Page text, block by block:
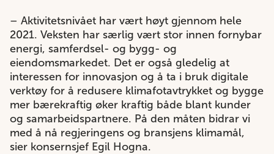
– Aktivitetsnivået har vært høyt gjennom hele
2021. Veksten har særlig vært stor innen fornybar
energi, samferdsel- og bygg- og
eiendomsmarkedet. Det er også gledelig at
interessen for innovasjon og å ta i bruk digitale
verktøy for å redusere klimafotavtrykket og bygge
mer bærekraftig øker kraftig både blant kunder
og samarbeidspartnere. På den måten bidrar vi
med å nå regjeringens og bransjens klimamål,
sier konsernsjef Egil Hogna.